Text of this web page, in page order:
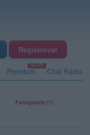
Registrovat
Premium Chat Rádio
Fotogalerie (1)